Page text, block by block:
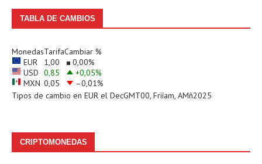
TABLA DE CAMBIOS
MonedasTarifaCambiar %
EUR
1,00 0,00%
USD 0,85 +0,05%
MXN 0,05 –0,01%
Tipos de cambio en EUR el DecGMT00, Friíam, AMñ2025
CRIPTOMONEDAS